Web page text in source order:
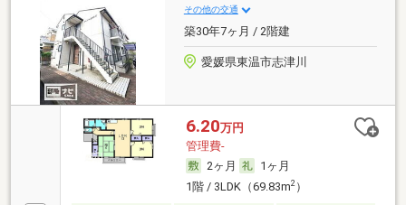
その他の交通
築30年7ヶ月 / 2階建
愛媛県東温市志津川
6.20万円
管理費-
2ヶ月
1ヶ月
1階 / 3LDK（69.83m2）